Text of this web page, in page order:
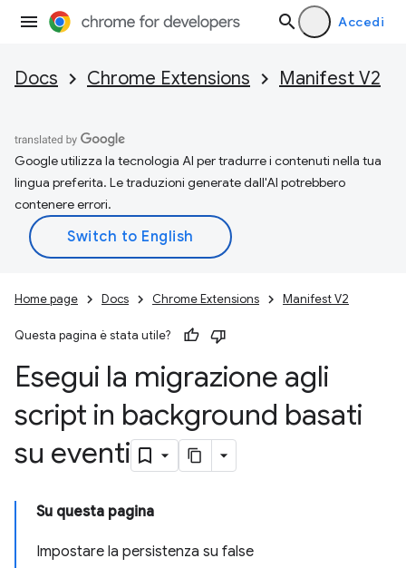
Accedi
Docs Chrome Extensions Manifest V2
Google utilizza la tecnologia AI per tradurre i contenuti nella tua
lingua preferita. Le traduzioni generate dall'AI potrebbero
contenere errori.
Home page Docs Chrome Extensions Manifest V2
Questa pagina è stata utile?
Esegui la migrazione agli
script in background basati
su eventi
Su questa pagina
Impostare la persistenza su false